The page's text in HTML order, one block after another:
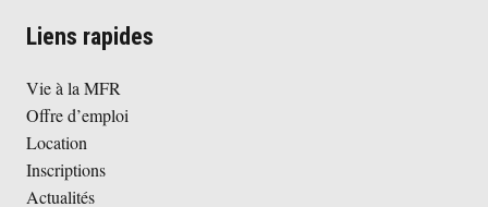
Liens rapides
Vie à la MFR
Offre d’emploi
Location
Inscriptions
Actualités